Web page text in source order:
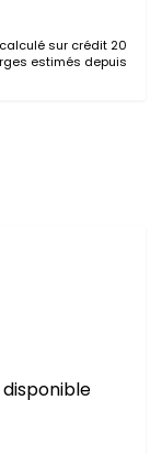
sur crédit 20
estimés depuis